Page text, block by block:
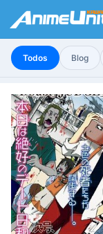
Todos Blog